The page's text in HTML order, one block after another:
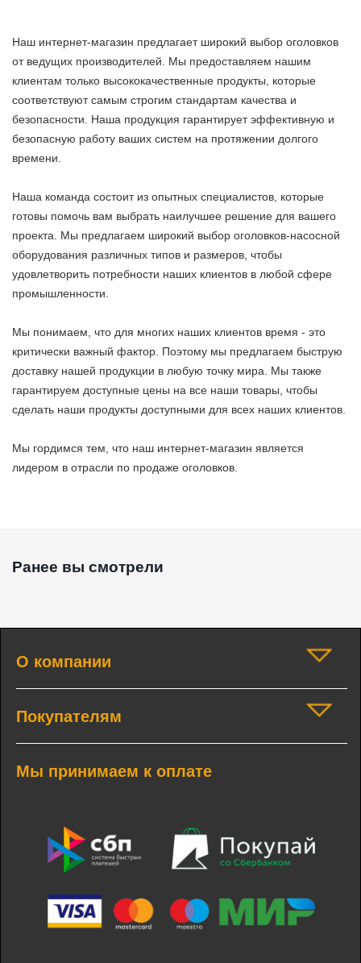
Наш интернет-магазин предлагает широкий выбор оголовков
от ведущих производителей. Мы предоставляем нашим
клиентам только высококачественные продукты, которые
соответствуют самым строгим стандартам качества и
безопасности. Наша продукция гарантирует эффективную и
безопасную работу ваших систем на протяжении долгого
времени.
Наша команда состоит из опытных специалистов, которые
готовы помочь вам выбрать наилучшее решение для вашего
проекта. Мы предлагаем широкий выбор оголовков-насосной
оборудования различных типов и размеров, чтобы
удовлетворить потребности наших клиентов в любой сфере
промышленности.
Мы понимаем, что для многих наших клиентов время - это
критически важный фактор. Поэтому мы предлагаем быструю
доставку нашей продукции в любую точку мира. Мы также
гарантируем доступные цены на все наши товары, чтобы
сделать наши продукты доступными для всех наших клиентов.
Мы гордимся тем, что наш интернет-магазин является
лидером в отрасли по продаже оголовков.
Ранее вы смотрели
О компании
Покупателям
Мы принимаем к оплате